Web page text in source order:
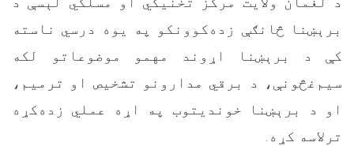
برېښنا څانګې زده‌کوونکو په یوه درسي ناسته
کې د برېښنا اړوند مهمو موضوعاتو لکه
سیم‌غڅونې، د برقي مدارونو تشخیص او ترمیم،
او د برېښنا خوندیتوب په اړه عملي زده‌کړه
ترلاسه کړه.